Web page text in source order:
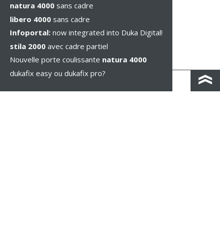
natura 4000 sans cadre
libero 4000 sans cadre
Infoportal: now integrated into Duka Digital!
stila 2000 avec cadre partiel
Nouvelle porte coulissante natura 4000
dukafix easy ou dukafix pro?